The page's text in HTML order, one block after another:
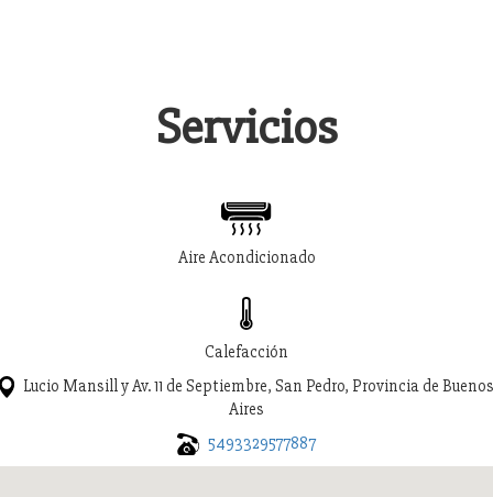
Servicios
Aire Acondicionado
Calefacción
Lucio Mansill y Av. 11 de Septiembre, San Pedro, Provincia de
Aires
5493329577887